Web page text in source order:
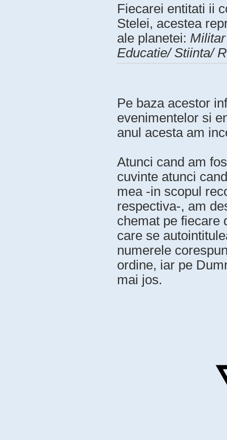
Fiecarei entitati ii
Stelei, acestea
ale planetei:
Educatie/ Stiinta/
Pe baza acestor
evenimentelor si
anul acesta am
Atunci cand am
cuvinte atunci
mea -in scopul
respectiva-, am
chemat pe fiecare
care se
numerele
ordine, iar pe
mai jos.